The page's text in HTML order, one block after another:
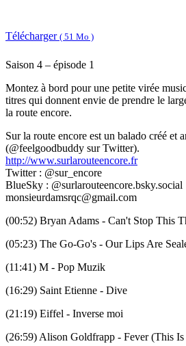
Télécharger ( 51 Mo )
Saison 4 – épisode 1
Montez à bord pour une petite virée
titres qui donnent envie de prendre le
la route encore.
Sur la route encore est un balado créé et
(@feelgoodbuddy sur Twitter).
http://www.surlarouteencore.fr
Twitter : @sur_encore
BlueSky : @surlarouteencore.bsky.social
monsieurdamsrqc@gmail.com
(00:52) Bryan Adams - Can't Stop This
(05:23) The Go-Go's - Our Lips Are
(11:41) M - Pop Muzik
(16:29) Saint Etienne - Dive
(21:19) Eiffel - Inverse moi
(26:59) Alison Goldfrapp - Fever (This